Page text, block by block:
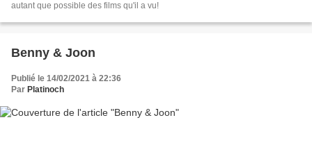
autant que possible des films qu'il a vu!
Benny & Joon
Publié le 14/02/2021 à 22:36
Par Platinoch